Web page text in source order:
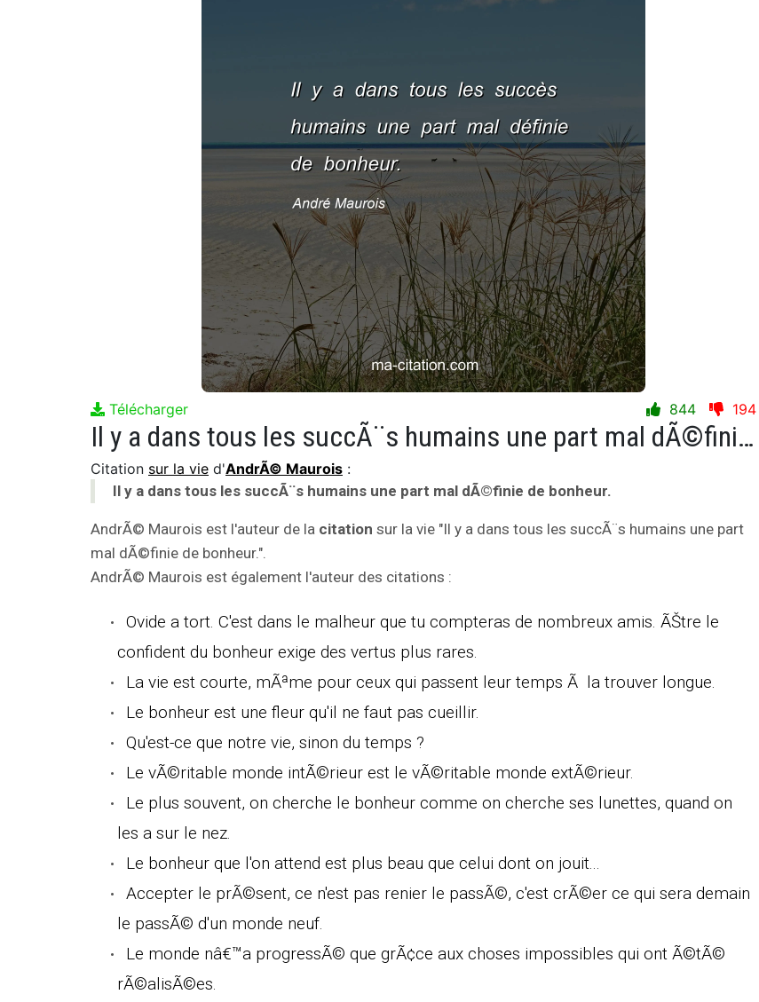
Télécharger 844 194
Il y a dans tous les succÃ¨s humains une part mal dÃ©finie de bonheur.
Citation sur la vie d'AndrÃ© Maurois :
Il y a dans tous les succÃ¨s humains une part mal dÃ©finie de bonheur.
AndrÃ© Maurois est l'auteur de la citation sur la vie "Il y a dans tous les succÃ¨s humains une part
mal dÃ©finie de bonheur.".
AndrÃ© Maurois est également l'auteur des citations :
Ovide a tort. C'est dans le malheur que tu compteras de nombreux amis. ÃŠtre le
confident du bonheur exige des vertus plus rares.
La vie est courte, mÃªme pour ceux qui passent leur temps Ã la trouver longue.
Le bonheur est une fleur qu'il ne faut pas cueillir.
Qu'est-ce que notre vie, sinon du temps ?
Le vÃ©ritable monde intÃ©rieur est le vÃ©ritable monde extÃ©rieur.
Le plus souvent, on cherche le bonheur comme on cherche ses lunettes, quand on
les a sur le nez.
Le bonheur que l'on attend est plus beau que celui dont on jouit...
Accepter le prÃ©sent, ce n'est pas renier le passÃ©, c'est crÃ©er ce qui sera demain
le passÃ© d'un monde neuf.
Le monde nâ€™a progressÃ© que grÃ¢ce aux choses impossibles qui ont Ã©tÃ©
rÃ©alisÃ©es.